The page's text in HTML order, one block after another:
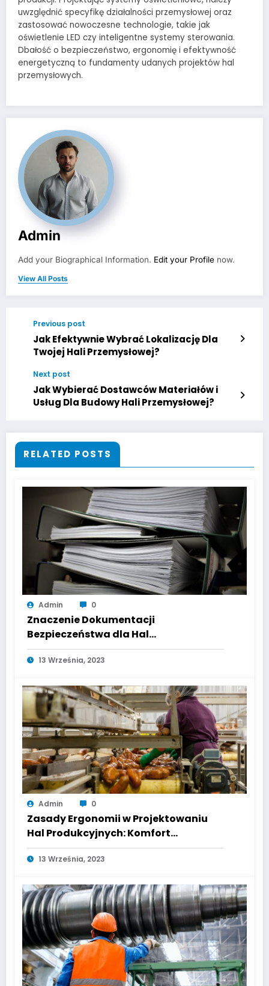
uwzględnić specyfikę działalności przemysłowej oraz
zastosować nowoczesne technologie, takie jak
oświetlenie LED czy inteligentne systemy sterowania.
Dbałość o bezpieczeństwo, ergonomię i efektywność
energetyczną to fundamenty udanych projektów hal
przemysłowych.
Admin
Add your Biographical Information. Edit your Profile now.
View All Posts
Previous post
Jak Efektywnie Wybrać Lokalizację Dla
Twojej Hali Przemysłowej?
Next post
Jak Wybierać Dostawców Materiałów i
Usług Dla Budowy Hali Przemysłowej?
RELATED POSTS
Admin 0
Znaczenie Dokumentacji
Bezpieczeństwa dla Hal
Przemysłowych: Przegląd Procesu
Certyfikacji
13 Września, 2023
Admin 0
Zasady Ergonomii w Projektowaniu
Hal Produkcyjnych: Komfort
Pracowników a Wydajność
13 Września, 2023